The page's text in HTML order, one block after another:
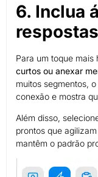
6. Inclua
Para um toque mais
curtos ou anexar
muitos segmentos,
conexão e mostra
Além disso,
prontos que
mantêm o padrão